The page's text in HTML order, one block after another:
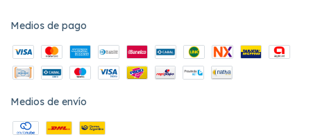
Medios de pago
Medios de envío